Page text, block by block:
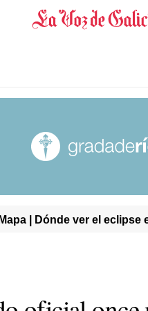
| Dónde ver el eclipse